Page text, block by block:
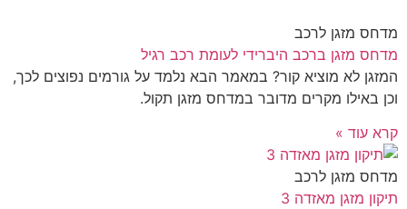
מדחס מזגן לרכב
מדחס מזגן ברכב היברידי לעומת רכב רגיל
המזגן לא מוציא קור? במאמר הבא נלמד על גורמים נפוצים לכך,
וכן באילו מקרים מדובר במדחס מזגן תקול.
קרא עוד »
מדחס מזגן לרכב
תיקון מזגן מאזדה 3